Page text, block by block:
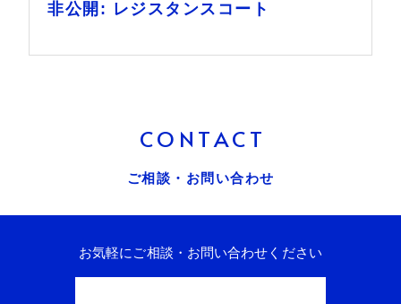
非公開: レジスタンスコート
CONTACT
ご相談・お問い合わせ
お気軽にご相談・お問い合わせください